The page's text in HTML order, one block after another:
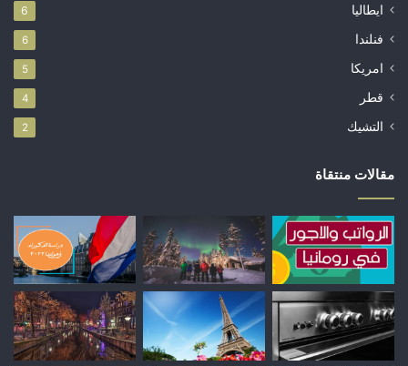
ايطاليا 6
فنلندا 6
امريكا 5
قطر 4
التشيك 2
مقالات منتقاة